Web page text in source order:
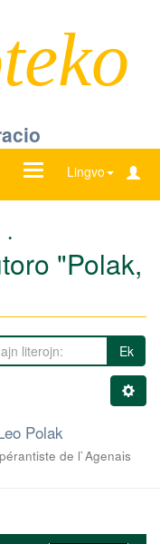
Lingvo
Ŝanĝu
"Polak,
Ek
Polak
de l`Agenais